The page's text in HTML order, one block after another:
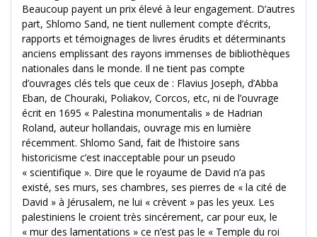
Beaucoup payent un prix élevé à leur engagement. D’autres
part, Shlomo Sand, ne tient nullement compte d’écrits,
rapports et témoignages de livres érudits et déterminants
anciens emplissant des rayons immenses de bibliothèques
nationales dans le monde. Il ne tient pas compte
d’ouvrages clés tels que ceux de : Flavius Joseph, d’Abba
Eban, de Chouraki, Poliakov, Corcos, etc, ni de l’ouvrage
écrit en 1695 « Palestina monumentalis » de Hadrian
Roland, auteur hollandais, ouvrage mis en lumière
récemment. Shlomo Sand, fait de l’histoire sans
historicisme c’est inacceptable pour un pseudo
« scientifique ». Dire que le royaume de David n’a pas
existé, ses murs, ses chambres, ses pierres de « la cité de
David » à Jérusalem, ne lui « crèvent » pas les yeux. Les
palestiniens le croient très sincérement, car pour eux, le
« mur des lamentations » ce n’est pas le « Temple du roi